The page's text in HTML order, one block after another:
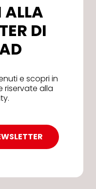
ALLA
DI
e scopri in
riservate alla